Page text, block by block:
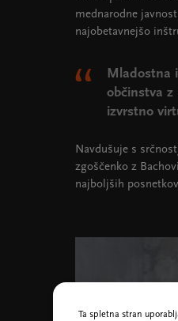
mednarodne
najobetavnejšo
Mladostna
občinstva
izvrstno
Navdušuje s
zgoščenko z
najboljših
Ta spletna stran